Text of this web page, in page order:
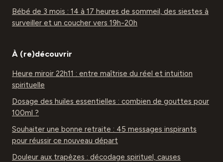
Bébé de 3 mois : 14 à 17 heures de sommeil, des siestes à
surveiller et un coucher vers 19h-20h
À (re)découvrir
Heure miroir 22h11 : entre maîtrise du réel et intuition
spirituelle
Dosage des huiles essentielles : combien de gouttes pour
100ml ?
Souhaiter une bonne retraite : 45 messages inspirants
pour réussir ce nouveau départ
Douleur aux trapèzes : décodage spirituel, causes